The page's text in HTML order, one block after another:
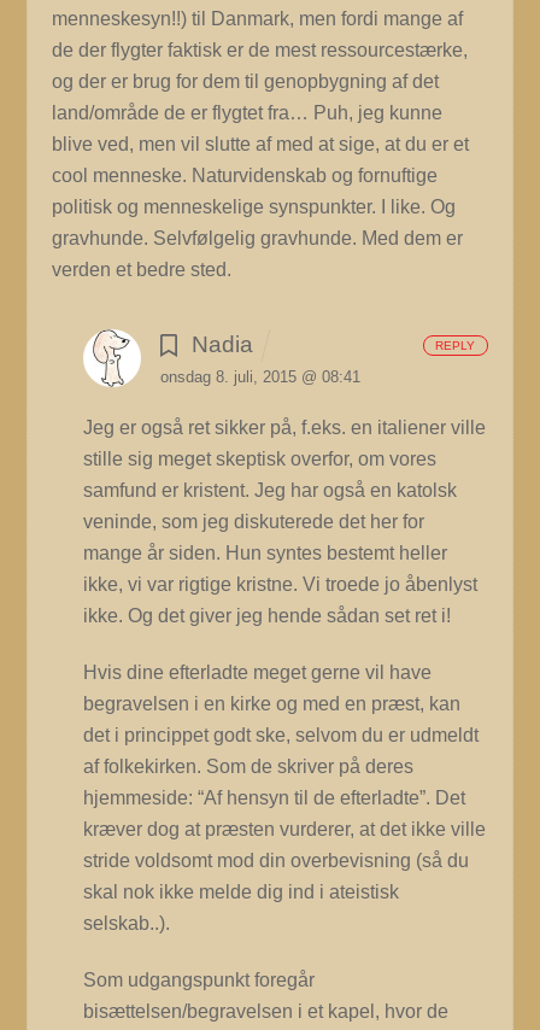
menneskesyn!!) til Danmark, men fordi mange af
de der flygter faktisk er de mest ressourcestærke,
og der er brug for dem til genopbygning af det
land/område de er flygtet fra… Puh, jeg kunne
blive ved, men vil slutte af med at sige, at du er et
cool menneske. Naturvidenskab og fornuftige
politisk og menneskelige synspunkter. I like. Og
gravhunde. Selvfølgelig gravhunde. Med dem er
verden et bedre sted.
Nadia
onsdag 8. juli, 2015 @ 08:41
Jeg er også ret sikker på, f.eks. en italiener ville
stille sig meget skeptisk overfor, om vores
samfund er kristent. Jeg har også en katolsk
veninde, som jeg diskuterede det her for
mange år siden. Hun syntes bestemt heller
ikke, vi var rigtige kristne. Vi troede jo åbenlyst
ikke. Og det giver jeg hende sådan set ret i!
Hvis dine efterladte meget gerne vil have
begravelsen i en kirke og med en præst, kan
det i princippet godt ske, selvom du er udmeldt
af folkekirken. Som de skriver på deres
hjemmeside: “Af hensyn til de efterladte”. Det
kræver dog at præsten vurderer, at det ikke ville
stride voldsomt mod din overbevisning (så du
skal nok ikke melde dig ind i ateistisk
selskab..).
Som udgangspunkt foregår
bisættelsen/begravelsen i et kapel, hvor de
REPLY